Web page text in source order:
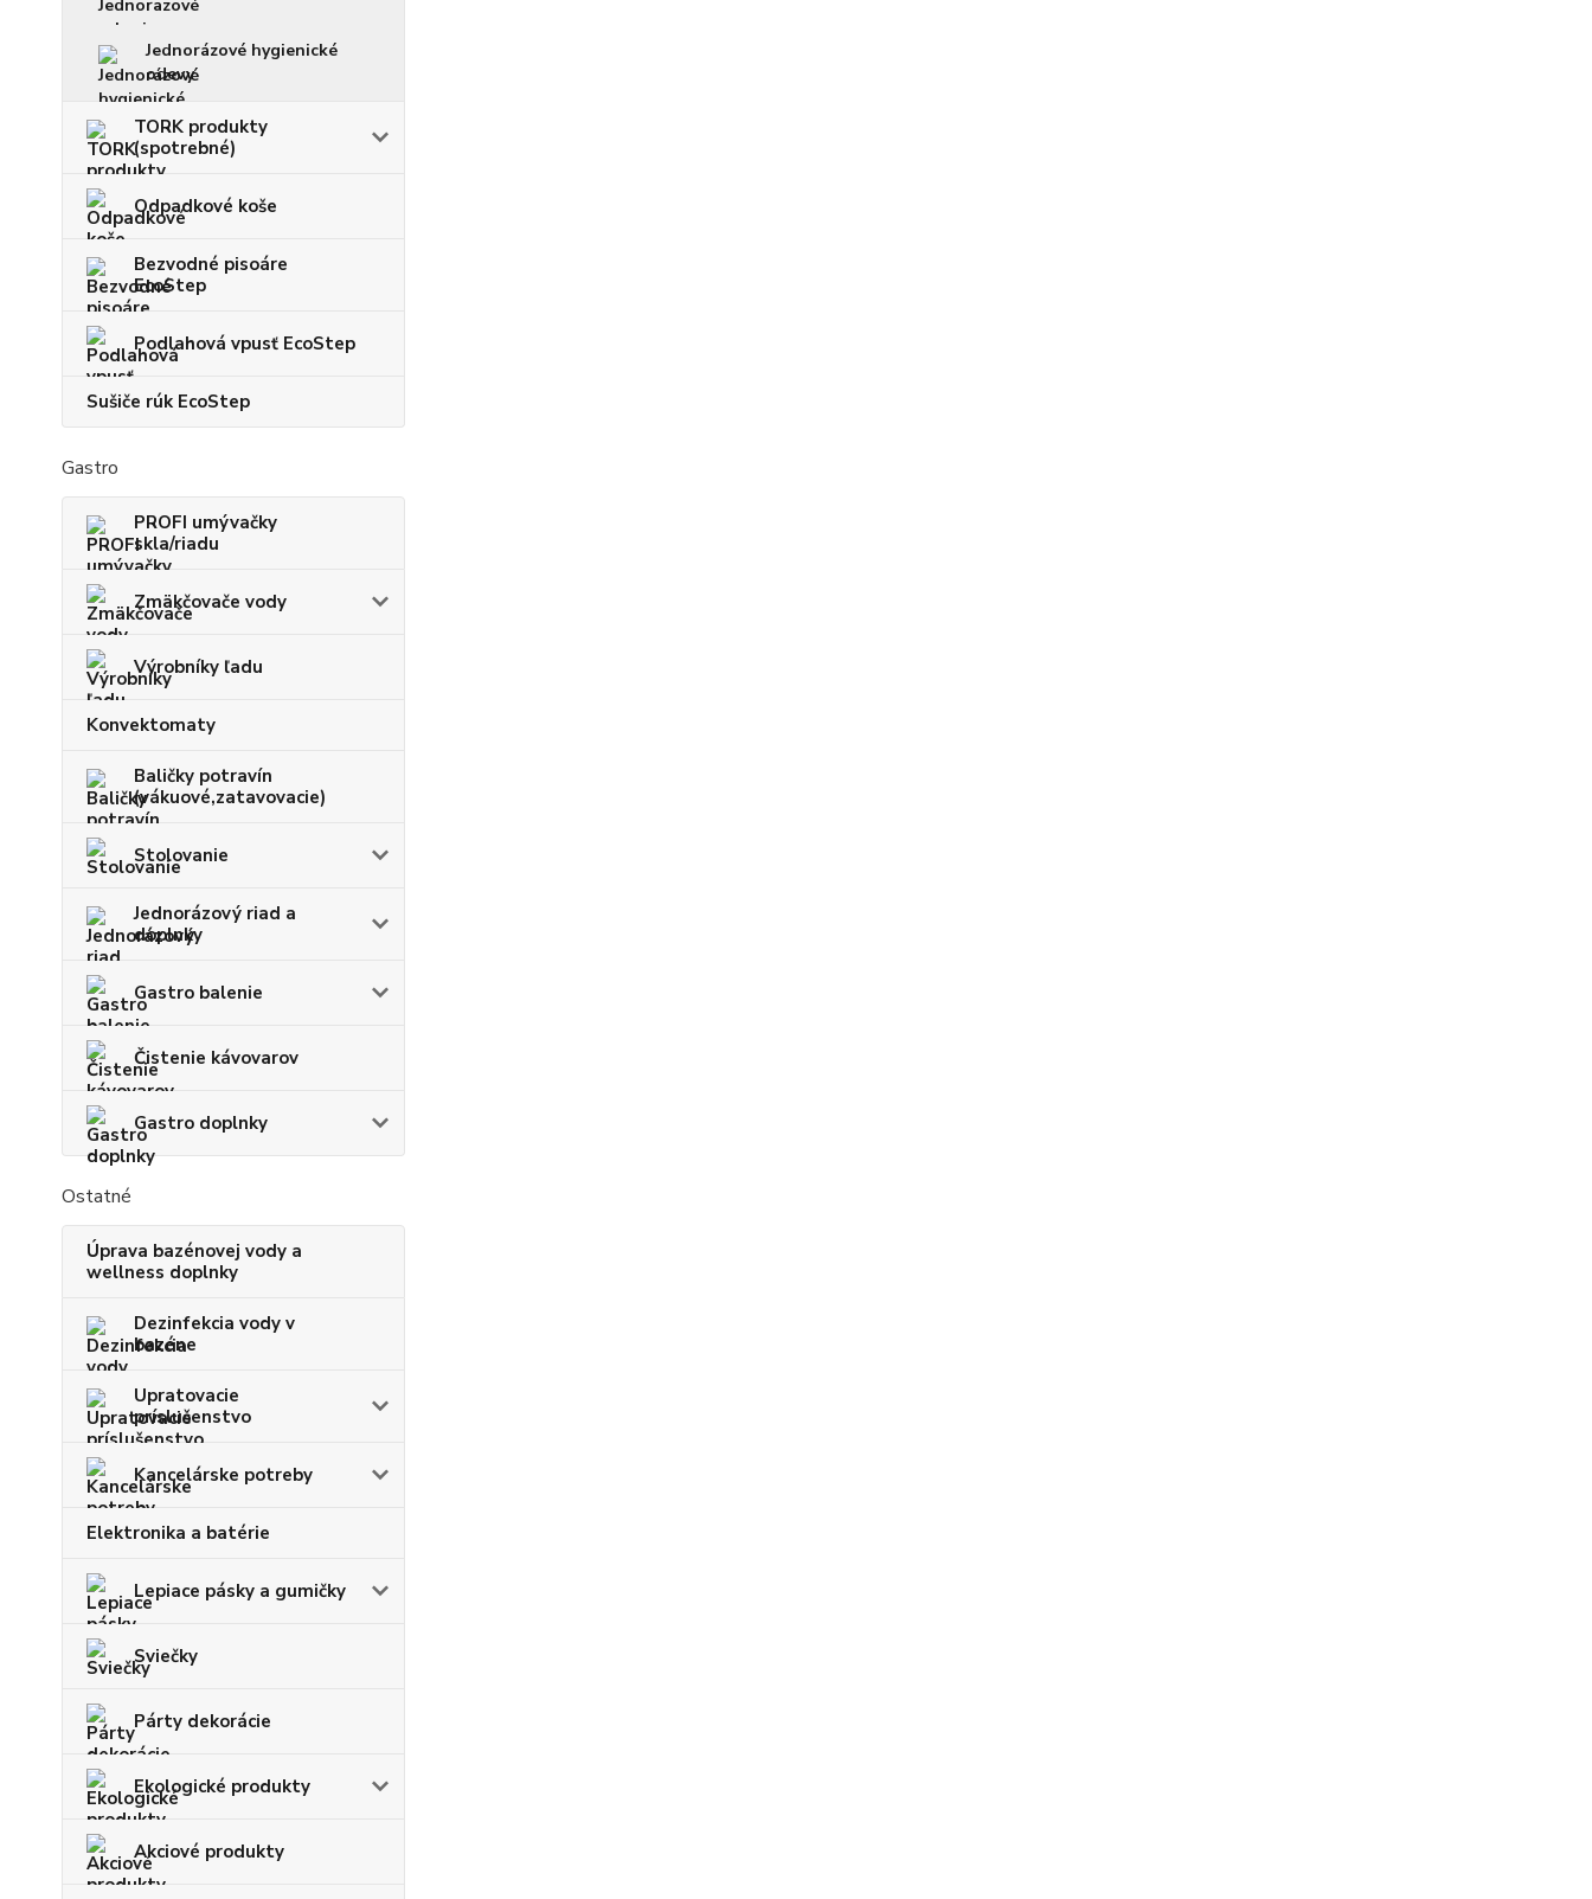
Jednorázové hygienické
odevy
TORK produkty
(spotrebné)
Odpadkové koše
Bezvodné pisoáre
EcoStep
Podlahová vpusť EcoStep
Sušiče rúk EcoStep
Gastro
PROFI umývačky
skla/riadu
Zmäkčovače vody
Výrobníky ľadu
Konvektomaty
Baličky potravín
(vákuové,zatavovacie)
Stolovanie
Jednorázový riad a
doplnky
Gastro balenie
Čistenie kávovarov
Gastro doplnky
Ostatné
Úprava bazénovej vody a
wellness doplnky
Dezinfekcia vody v
bazéne
Upratovacie
príslušenstvo
Kancelárske potreby
Elektronika a batérie
Lepiace pásky a gumičky
Sviečky
Párty dekorácie
Ekologické produkty
Akciové produkty